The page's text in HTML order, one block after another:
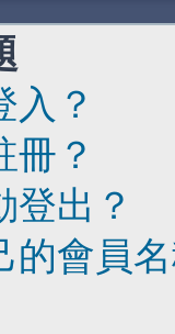
入？
冊？
登出？
的會員